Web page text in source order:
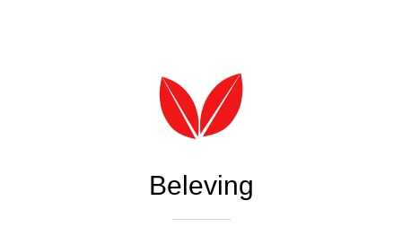
Beleving